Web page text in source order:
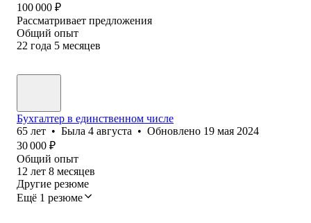
100 000 ₽
Рассматривает предложения
Общий опыт
22 года 5 месяцев
Бухгалтер в единственном числе
65 лет • Была 4 августа • Обновлено 19 мая 2024
30 000 ₽
Общий опыт
12 лет 8 месяцев
Другие резюме
Ещё 1 резюме